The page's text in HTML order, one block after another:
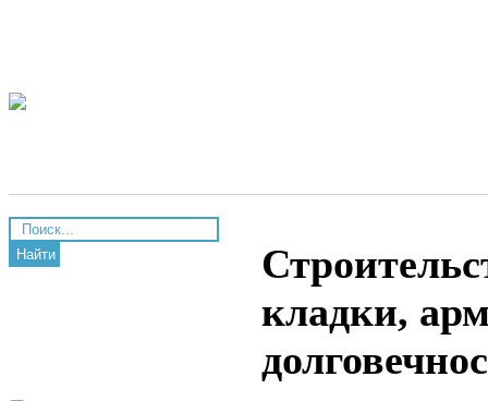
Найти
кладки,